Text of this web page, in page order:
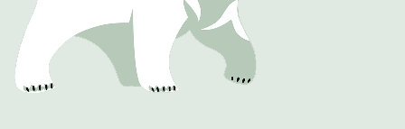
холдинга с автомобилями производства A-GROUP.
Проект должен подчеркнуть, что за успехом компании
стоят не только прогрессивные технологии, но и яркие,
талантливые люди.
Вечер доказал: 15 лет для A-GROUP — не просто рубеж,